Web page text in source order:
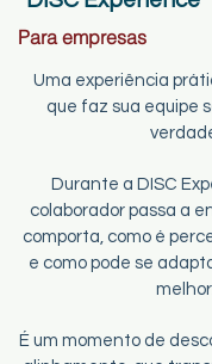
Para empresas
Uma experiência
que faz sua equipe
Durante a DISC
colaborador passa a
comporta, como é
e como pode se
É um momento de